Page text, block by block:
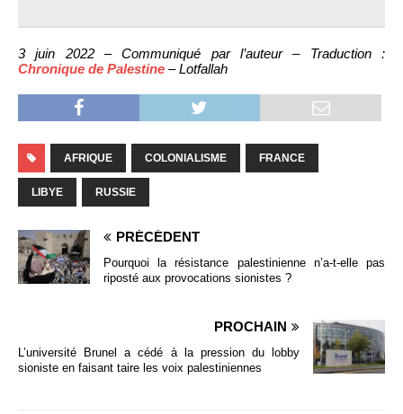
3 juin 2022 – Communiqué par l’auteur – Traduction :
Chronique de Palestine – Lotfallah
AFRIQUE COLONIALISME FRANCE
LIBYE RUSSIE
PRÉCÉDENT
Pourquoi la résistance palestinienne n’a-t-elle pas
riposté aux provocations sionistes ?
PROCHAIN
L’université Brunel a cédé à la pression du lobby
sioniste en faisant taire les voix palestiniennes